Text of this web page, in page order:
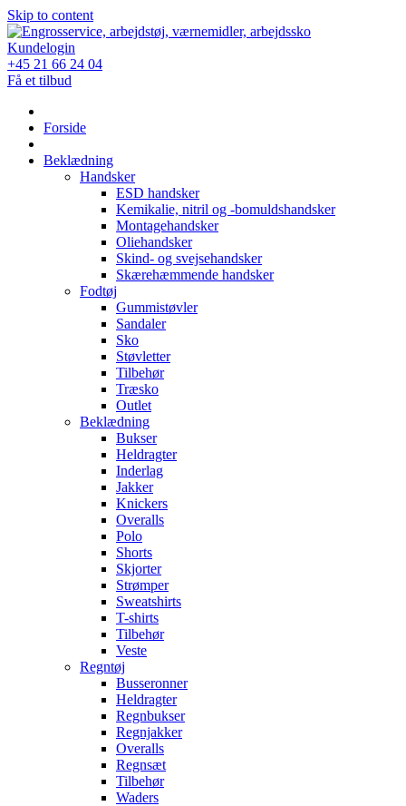
Skip to content
Kundelogin
+45 21 66 24 04
Få et tilbud
Forside
Beklædning
Handsker
ESD handsker
Kemikalie, nitril og -bomuldshandsker
Montagehandsker
Oliehandsker
Skind- og svejsehandsker
Skærehæmmende handsker
Fodtøj
Gummistøvler
Sandaler
Sko
Støvletter
Tilbehør
Træsko
Outlet
Beklædning
Bukser
Heldragter
Inderlag
Jakker
Knickers
Overalls
Polo
Shorts
Skjorter
Strømper
Sweatshirts
T-shirts
Tilbehør
Veste
Regntøj
Busseronner
Heldragter
Regnbukser
Regnjakker
Overalls
Regnsæt
Tilbehør
Waders